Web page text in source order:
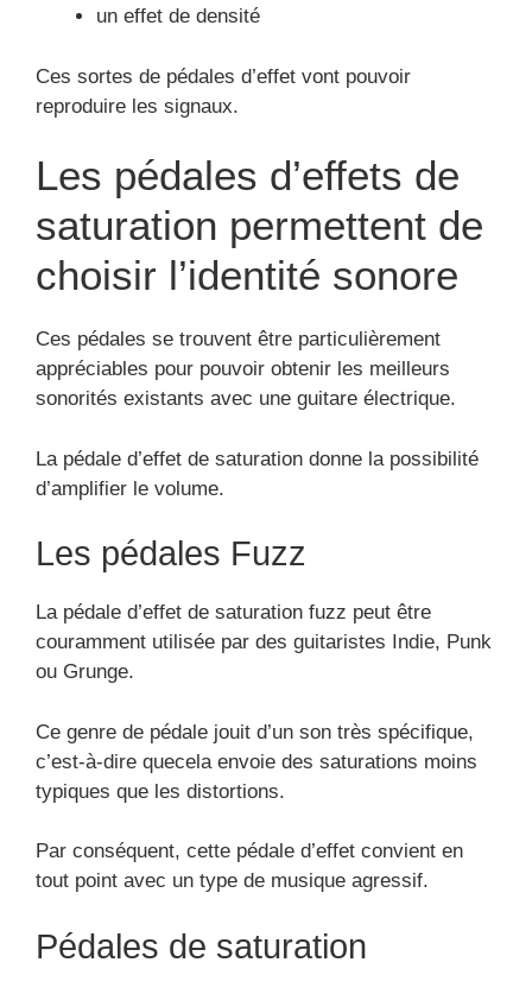
un effet de densité
Ces sortes de pédales d’effet vont pouvoir
reproduire les signaux.
Les pédales d’effets de
saturation permettent de
choisir l’identité sonore
Ces pédales se trouvent être particulièrement
appréciables pour pouvoir obtenir les meilleurs
sonorités existants avec une guitare électrique.
La pédale d’effet de saturation donne la possibilité
d’amplifier le volume.
Les pédales Fuzz
La pédale d’effet de saturation fuzz peut être
couramment utilisée par des guitaristes Indie, Punk
ou Grunge.
Ce genre de pédale jouit d’un son très spécifique,
c’est-à-dire quecela envoie des saturations moins
typiques que les distortions.
Par conséquent, cette pédale d’effet convient en
tout point avec un type de musique agressif.
Pédales de saturation